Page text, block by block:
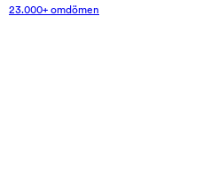
23.000+ omdömen